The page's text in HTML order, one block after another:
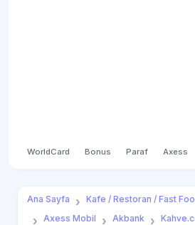
WorldCard Bonus Paraf Axess
Ana Sayfa
Kafe / Restoran / Fast
Axess Mobil
Akbank